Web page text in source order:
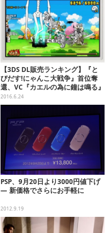
【3DS DL販売ランキング】『と
びだす!にゃんこ大戦争』首位奪
還、VC『カエルの為に鐘は鳴る』
2位へ（6/23）
2016.6.24
PSP、9月20日より3000円値下げ
― 新価格でさらにお手軽に
2012.9.19